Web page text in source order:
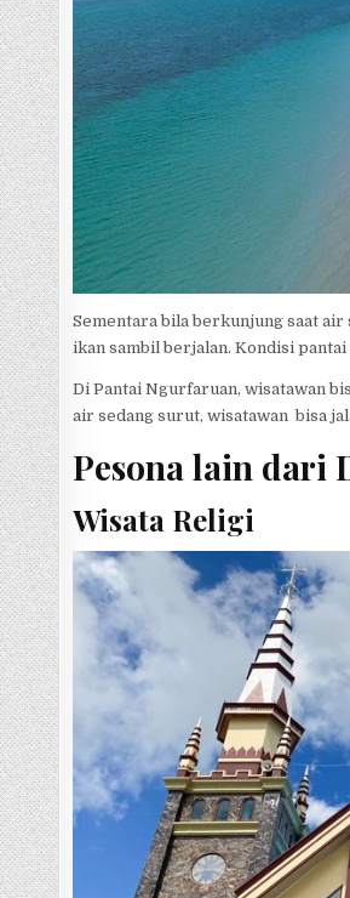
Sementara bila berkunjung saat
ikan sambil berjalan. Kondisi
Di Pantai Ngurfaruan, wisatawan
air sedang surut, wisatawan bisa
Pesona lain dari
Wisata Religi